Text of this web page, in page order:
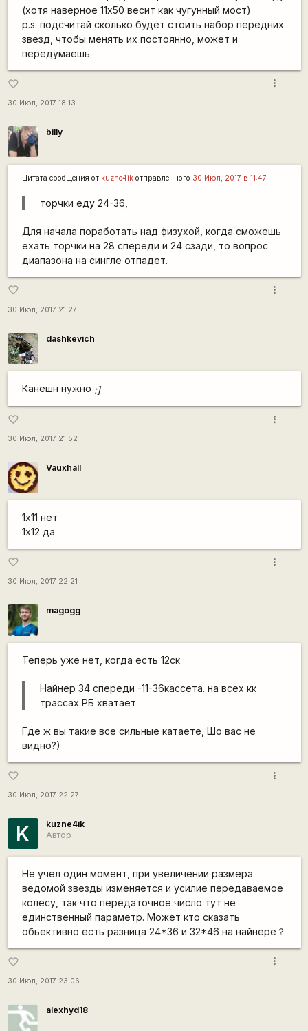
(хотя наверное 11х50 весит как чугунный мост)
p.s. подсчитай сколько будет стоить набор передних
звезд, чтобы менять их постоянно, может и
передумаешь
favorite_border
30 Июл, 2017 18:13
more_vert
billy
Цитата сообщения от kuzne4ikотправленного 30 Июл, 2017 в 11:47
торчки еду 24-36,
Для начала поработать над физухой, когда сможешь
ехать торчки на 28 спереди и 24 сзади, то вопрос
диапазона на сингле отпадет.
favorite_border
30 Июл, 2017 21:27
more_vert
dashkevich
Канешн нужно :]
favorite_border
30 Июл, 2017 21:52
more_vert
Vauxhall
1х11 нет
1х12 да
favorite_border
30 Июл, 2017 22:21
more_vert
magogg
Теперь уже нет, когда есть 12ск
Найнер 34 спереди -11-36кассета. на всех кк
трассах РБ хватает
Где ж вы такие все сильные катаете, Шо вас не
видно?)
favorite_border
30 Июл, 2017 22:27
more_vert
K
kuzne4ik
Автор
Не учел один момент, при увеличении размера
ведомой звезды изменяется и усилие передаваемое
колесу, так что передаточное число тут не
единственный параметр. Может кто сказать
обьективно есть разница 24*36 и 32*46 на найнере？
favorite_border
30 Июл, 2017 23:06
more_vert
alexhyd18